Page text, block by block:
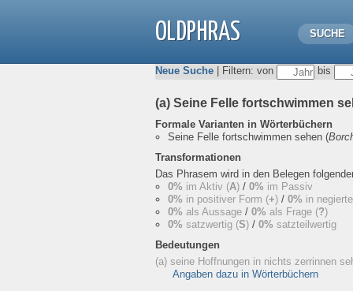
OLDPHRAS SUCHE
Neue Suche | Filtern: von bis
(a) Seine Felle fortschwimmen
Formale Varianten in Wörterbüchern
Seine Felle fortschwimmen sehen (
Transformationen
Das Phrasem wird in den Belegen
0% im Aktiv (A) / 0% im Passiv
0% in positiver Form (+) / 0% in
0% als Aussage / 0% als Frage (?)
0% satzwertig (S) / 0% satzteilwertig
Bedeutungen
(a) seine Hoffnungen in nichts zerrinnen
Angaben dazu in Wörterbüchern